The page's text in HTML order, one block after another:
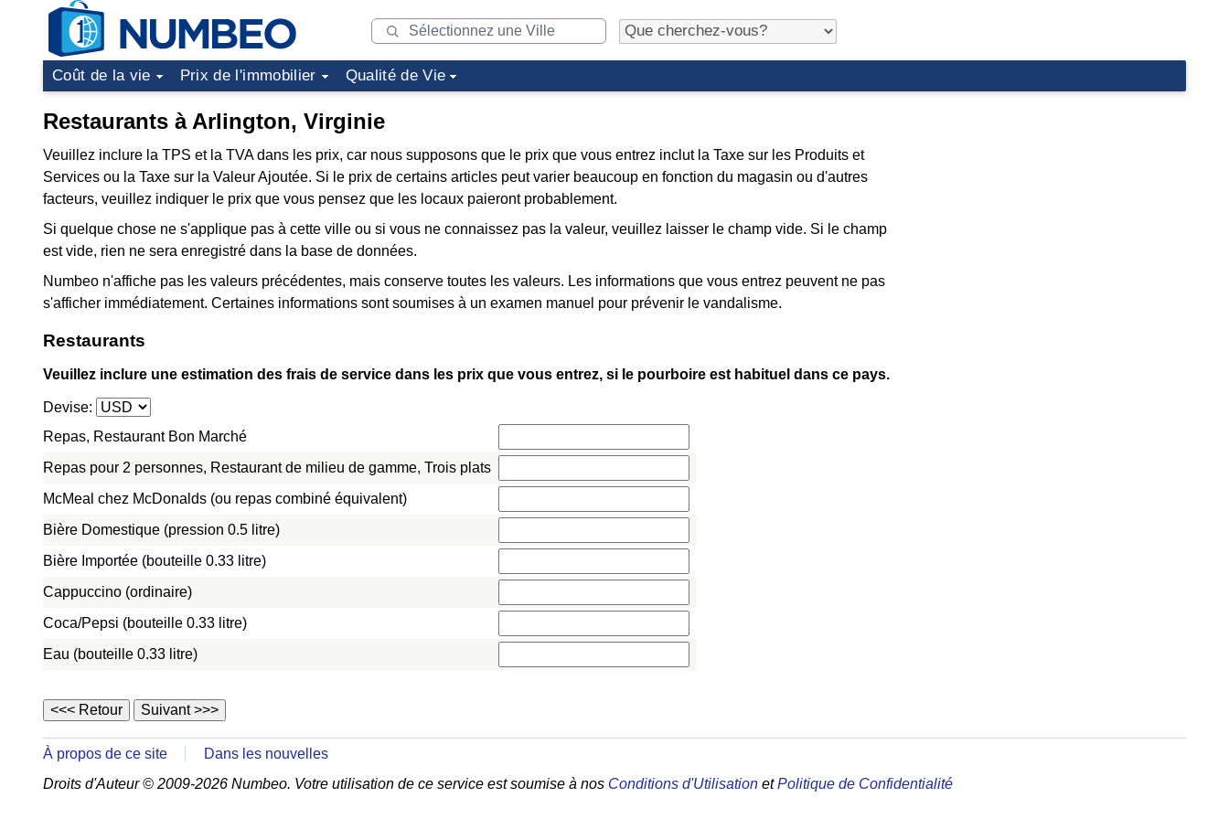
Coût de la vie Prix de l'immobilier Qualité de Vie
Restaurants à Arlington, Virginie
Veuillez inclure la TPS et la TVA dans les prix, car nous supposons que le prix que vous entrez inclut la Taxe sur les Produits et
Services ou la Taxe sur la Valeur Ajoutée. Si le prix de certains articles peut varier beaucoup en fonction du magasin ou d'autres
facteurs, veuillez indiquer le prix que vous pensez que les locaux paieront probablement.
Si quelque chose ne s'applique pas à cette ville ou si vous ne connaissez pas la valeur, veuillez laisser le champ vide. Si le champ
est vide, rien ne sera enregistré dans la base de données.
Numbeo n'affiche pas les valeurs précédentes, mais conserve toutes les valeurs. Les informations que vous entrez peuvent ne pas
s'afficher immédiatement. Certaines informations sont soumises à un examen manuel pour prévenir le vandalisme.
Restaurants
Veuillez inclure une estimation des frais de service dans les prix que vous entrez, si le pourboire est habituel dans ce pays.
Devise:
Repas, Restaurant Bon Marché
Repas pour 2 personnes, Restaurant de milieu de gamme, Trois plats
McMeal chez McDonalds (ou repas combiné équivalent)
Bière Domestique (pression 0.5 litre)
Bière Importée (bouteille 0.33 litre)
Cappuccino (ordinaire)
Coca/Pepsi (bouteille 0.33 litre)
Eau (bouteille 0.33 litre)
À propos de ce site
Dans les nouvelles
Droits d'Auteur © 2009-2026 Numbeo. Votre utilisation de ce service est soumise à nos Conditions d'Utilisation etPolitique de Confidentialité